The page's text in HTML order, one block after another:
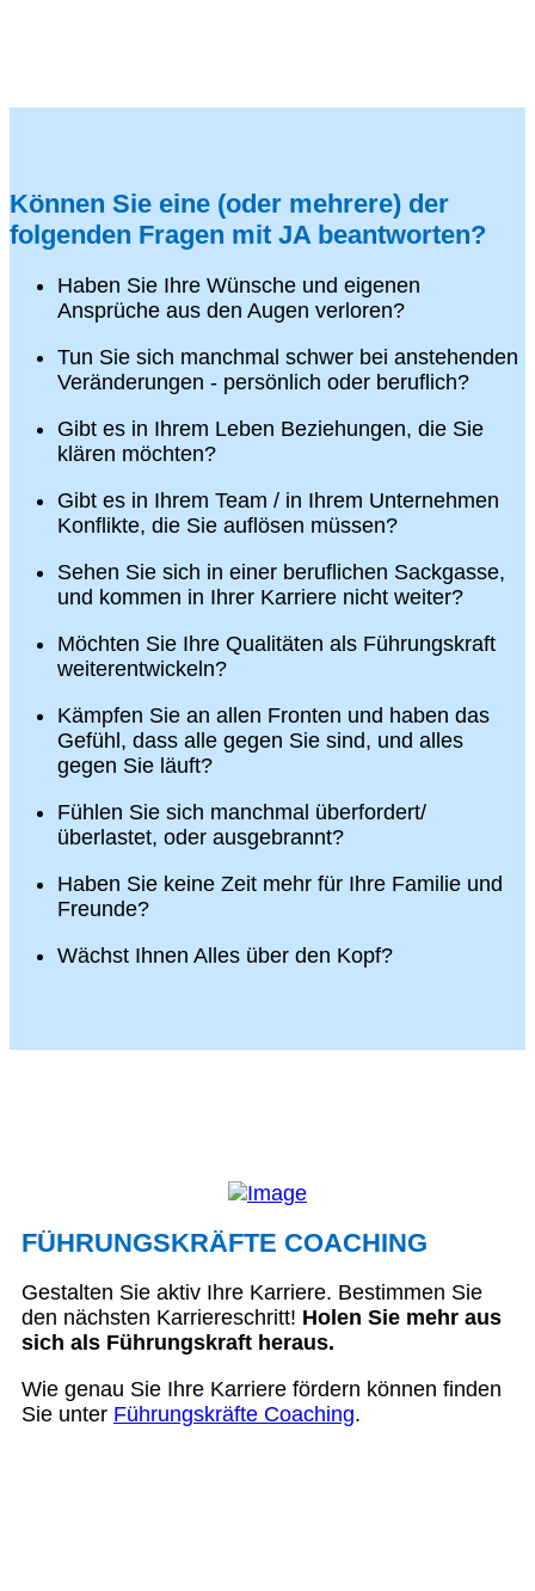
Können Sie eine (oder mehrere) der
folgenden Fragen mit JA beantworten?
Haben Sie Ihre Wünsche und eigenen
Ansprüche aus den Augen verloren?
Tun Sie sich manchmal schwer bei anstehenden
Veränderungen - persönlich oder beruflich?
Gibt es in Ihrem Leben Beziehungen, die Sie
klären möchten?
Gibt es in Ihrem Team / in Ihrem Unternehmen
Konflikte, die Sie auflösen müssen?
Sehen Sie sich in einer beruflichen Sackgasse,
und kommen in Ihrer Karriere nicht weiter?
Möchten Sie Ihre Qualitäten als Führungskraft
weiterentwickeln?
Kämpfen Sie an allen Fronten und haben das
Gefühl, dass alle gegen Sie sind, und alles
gegen Sie läuft?
Fühlen Sie sich manchmal überfordert/
überlastet, oder ausgebrannt?
Haben Sie keine Zeit mehr für Ihre Familie und
Freunde?
Wächst Ihnen Alles über den Kopf?
FÜHRUNGSKRÄFTE COACHING
Gestalten Sie aktiv Ihre Karriere. Bestimmen Sie
den nächsten Karriereschritt! Holen Sie mehr aus
sich als Führungskraft heraus.
Wie genau Sie Ihre Karriere fördern können finden
Sie unter Führungskräfte Coaching.